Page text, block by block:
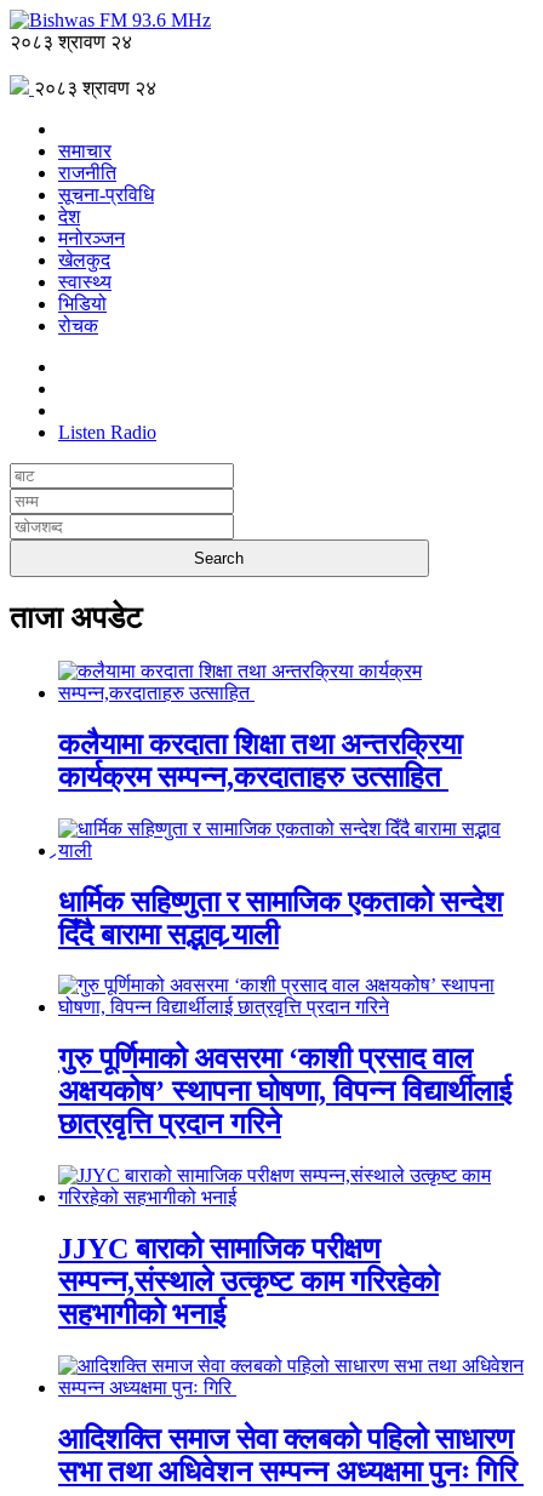
२०८३ श्रावण २४
२०८३ श्रावण २४
समाचार
राजनीति
सूचना-प्रविधि
देश
मनोरञ्जन
खेलकुद
स्वास्थ्य
भिडियो
रोचक
Listen Radio
ताजा अपडेट
कलैयामा करदाता शिक्षा तथा अन्तरक्रिया
कार्यक्रम सम्पन्न,करदाताहरु उत्साहित
धार्मिक सहिष्णुता र सामाजिक एकताको सन्देश
दिँदै बारामा सद्भाव र्‍याली
गुरु पूर्णिमाको अवसरमा ‘काशी प्रसाद वाल
अक्षयकोष’ स्थापना घोषणा, विपन्न विद्यार्थीलाई
छात्रवृत्ति प्रदान गरिने
JJYC बाराको सामाजिक परीक्षण
सम्पन्न,संस्थाले उत्कृष्ट काम गरिरहेको
सहभागीको भनाई
आदिशक्ति समाज सेवा क्लबको पहिलो साधारण
सभा तथा अधिवेशन सम्पन्न अध्यक्षमा पुनः गिरि